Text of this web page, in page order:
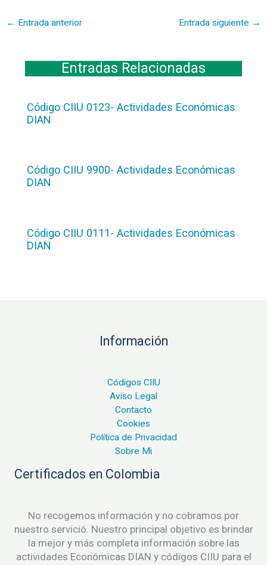
← Entrada anterior Entrada siguiente →
Entradas Relacionadas
Código CIIU 0123- Actividades Económicas
DIAN
Código CIIU 9900- Actividades Económicas
DIAN
Código CIIU 0111- Actividades Económicas
DIAN
Información
Códigos CIIU
Aviso Legal
Contacto
Cookies
Política de Privacidad
Sobre Mi
Certificados en Colombia
No recogemos información y no cobramos por
nuestro servició. Nuestro principal objetivo es brindar
la mejor y más completa información sobre las
actividades Económicas DIAN y códigos CIIU para el